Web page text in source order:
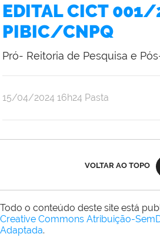
EDITAL CICT
PIBIC/CNPQ
Pró- Reitoria de Pesquisa e
publicado
15/04/2024 16h24 Pasta
VOLTAR AO TOPO
Todo o conteúdo deste site está
Creative Commons Atribuição-
Adaptada.